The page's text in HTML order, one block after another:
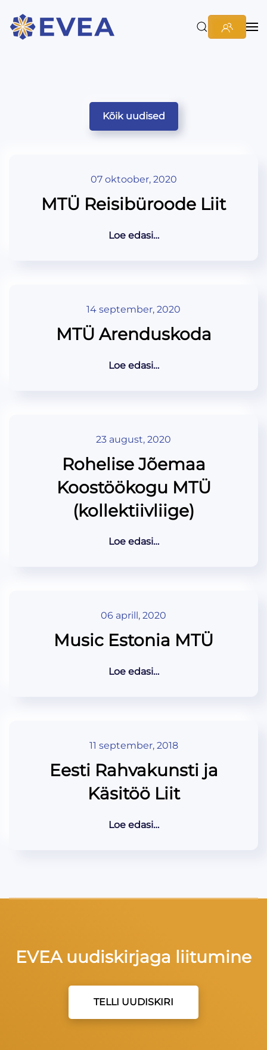
Kõik uudised
07 oktoober, 2020
MTÜ Reisibüroode Liit
Loe edasi…
14 september, 2020
MTÜ Arenduskoda
Loe edasi…
23 august, 2020
Rohelise Jõemaa
Koostöökogu MTÜ
(kollektiivliige)
Loe edasi…
06 aprill, 2020
Music Estonia MTÜ
Loe edasi…
11 september, 2018
Eesti Rahvakunsti ja
Käsitöö Liit
Loe edasi…
EVEA uudiskirjaga liitumine
TELLI UUDISKIRI